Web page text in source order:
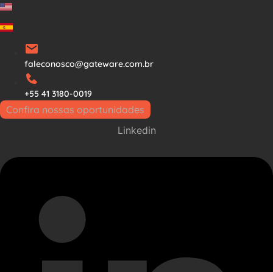
Ir
para
conteúdo
faleconosco@gateware.com.br
+55 41 3180-0019
Confira nossas oportunidades
Linkedin